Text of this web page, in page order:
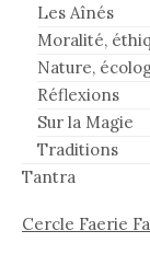
Les Aînés
Moralité,
Nature,
Réflexions
Sur la Magie
Traditions
Tantra
Cercle Faerie